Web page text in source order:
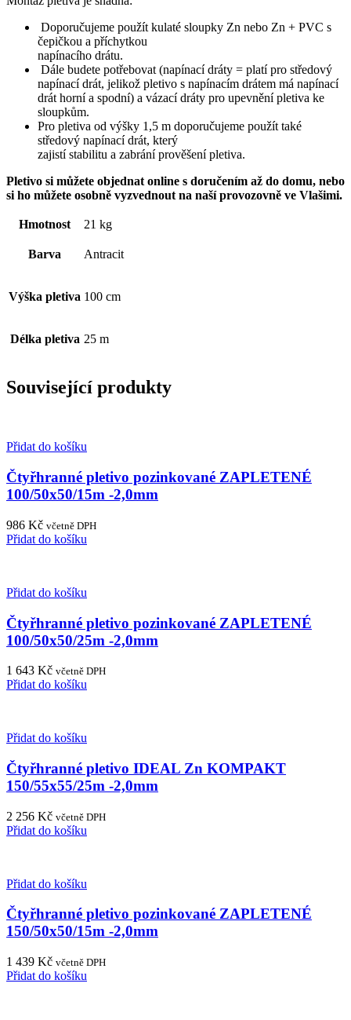
Doporučujeme použít kulaté sloupky Zn nebo Zn + PVC s
čepičkou a příchytkou
napínacího drátu.
Dále budete potřebovat (napínací dráty = platí pro středový
napínací drát, jelikož pletivo s napínacím drátem má napínací
drát horní a spodní) a vázací dráty pro upevnění pletiva ke
sloupkům.
Pro pletiva od výšky 1,5 m doporučujeme použít také
středový napínací drát, který
zajistí stabilitu a zabrání prověšení pletiva.
Pletivo si můžete objednat online s doručením až do domu, nebo
si ho můžete osobně vyzvednout na naší provozovně ve Vlašimi.
Hmotnost 21 kg
Barva Antracit
Výška pletiva 100 cm
Délka pletiva 25 m
Související produkty
Přidat do košíku
Čtyřhranné pletivo pozinkované ZAPLETENÉ
100/50x50/15m -2,0mm
986 Kč včetně DPH
Přidat do košíku
Přidat do košíku
Čtyřhranné pletivo pozinkované ZAPLETENÉ
100/50x50/25m -2,0mm
1 643 Kč včetně DPH
Přidat do košíku
Přidat do košíku
Čtyřhranné pletivo IDEAL Zn KOMPAKT
150/55x55/25m -2,0mm
2 256 Kč včetně DPH
Přidat do košíku
Přidat do košíku
Čtyřhranné pletivo pozinkované ZAPLETENÉ
150/50x50/15m -2,0mm
1 439 Kč včetně DPH
Přidat do košíku